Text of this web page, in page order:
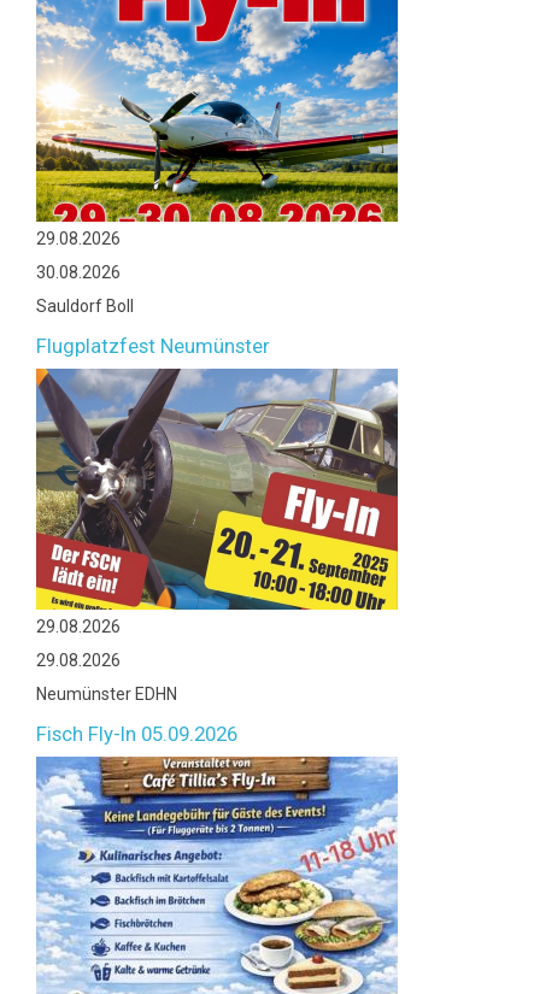
29.08.2026
30.08.2026
Sauldorf Boll
Flugplatzfest Neumünster
29.08.2026
29.08.2026
Neumünster EDHN
Fisch Fly-In 05.09.2026